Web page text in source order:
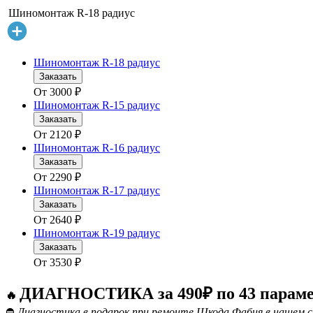
Шиномонтаж R-18 радиус
Шиномонтаж R-18 радиус
Заказать
От 3000 ₽
Шиномонтаж R-15 радиус
Заказать
От 2120 ₽
Шиномонтаж R-16 радиус
Заказать
От 2290 ₽
Шиномонтаж R-17 радиус
Заказать
От 2640 ₽
Шиномонтаж R-19 радиус
Заказать
От 3530 ₽
🔥 ДИАГНОСТИКА за 490₽ по 43